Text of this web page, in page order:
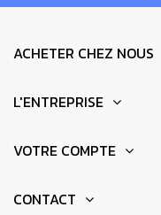
ACHETER CHEZ NOUS
L'ENTREPRISE
VOTRE COMPTE
CONTACT